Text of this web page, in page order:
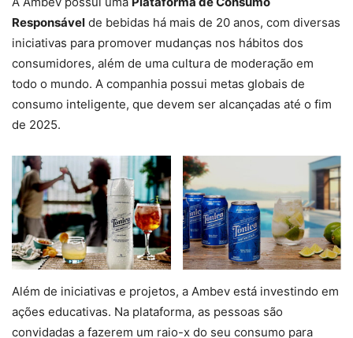
Responsável de bebidas há mais de 20 anos, com diversas
iniciativas para promover mudanças nos hábitos dos
consumidores, além de uma cultura de moderação em
todo o mundo. A companhia possui metas globais de
consumo inteligente, que devem ser alcançadas até o fim
de 2025.
Além de iniciativas e projetos, a Ambev está investindo em
ações educativas. Na plataforma, as pessoas são
convidadas a fazerem um raio-x do seu consumo para